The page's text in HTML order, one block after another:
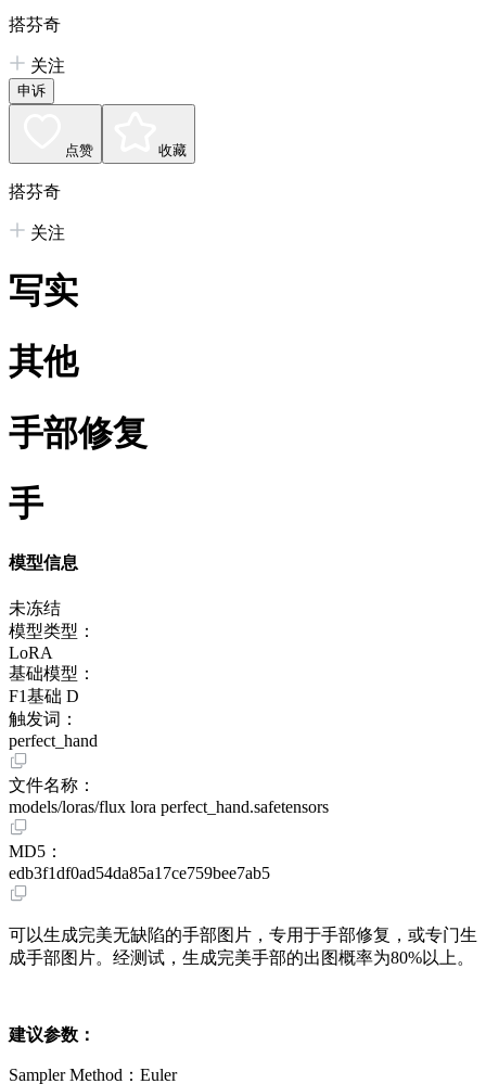
搭芬奇
关注
申诉
点赞 收藏
搭芬奇
关注
写实
其他
手部修复
手
模型信息
未冻结
模型类型：
LoRA
基础模型：
F1基础 D
触发词：
perfect_hand
文件名称：
models/loras/flux lora perfect_hand.safetensors
MD5：
edb3f1df0ad54da85a17ce759bee7ab5
可以生成完美无缺陷的手部图片，专用于手部修复，或专门生
成手部图片。经测试，生成完美手部的出图概率为80%以上。
建议参数：
Sampler Method：Euler